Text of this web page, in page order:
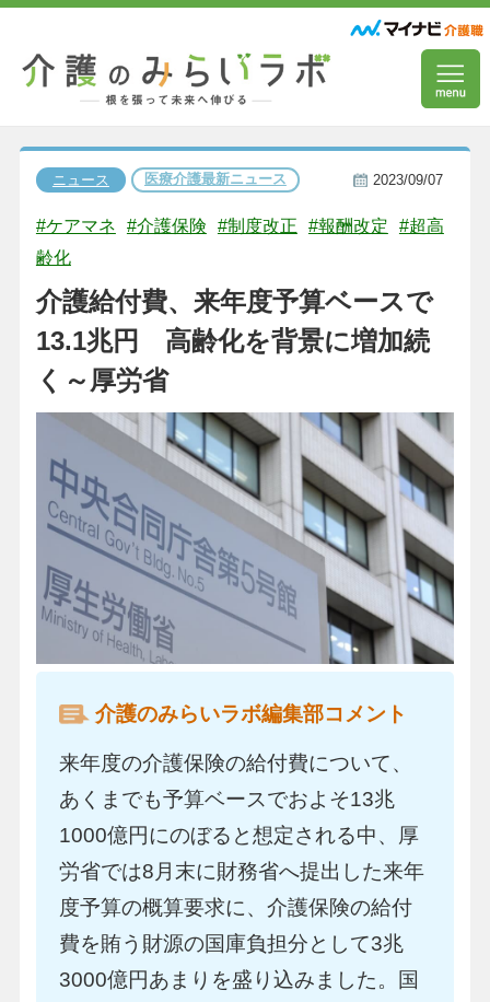
ニュース 医療介護最新ニュース 2023/09/07
#ケアマネ #介護保険 #制度改正 #報酬改定
#超高
齢化
介護給付費、来年度予算ベースで
13.1兆円 高齢化を背景に増加続
く～厚労省
介護のみらいラボ編集部コメント
来年度の介護保険の給付費について、
あくまでも予算ベースでおよそ13兆
1000億円にのぼると想定される中、厚
労省では8月末に財務省へ提出した来年
度予算の概算要求に、介護保険の給付
費を賄う財源の国庫負担分として3兆
3000億円あまりを盛り込みました。国